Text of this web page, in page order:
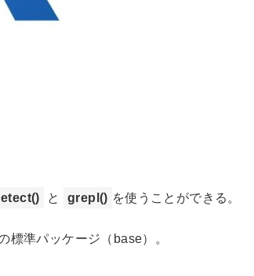
と grepl() を使うことができる。
標準パッケージ（base）。